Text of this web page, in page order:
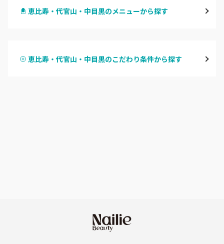
恵比寿・代官山・中目黒のメニューから探す
恵比寿・代官山・中目黒のこだわり条件から探す